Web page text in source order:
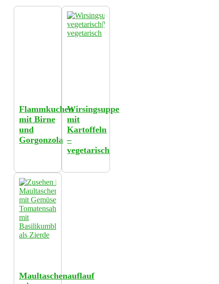
Flammkuchen
mit Birne
und
Gorgonzola
Wirsingsuppe
mit
Kartoffeln
–
vegetarisch
Maultaschenauflauf